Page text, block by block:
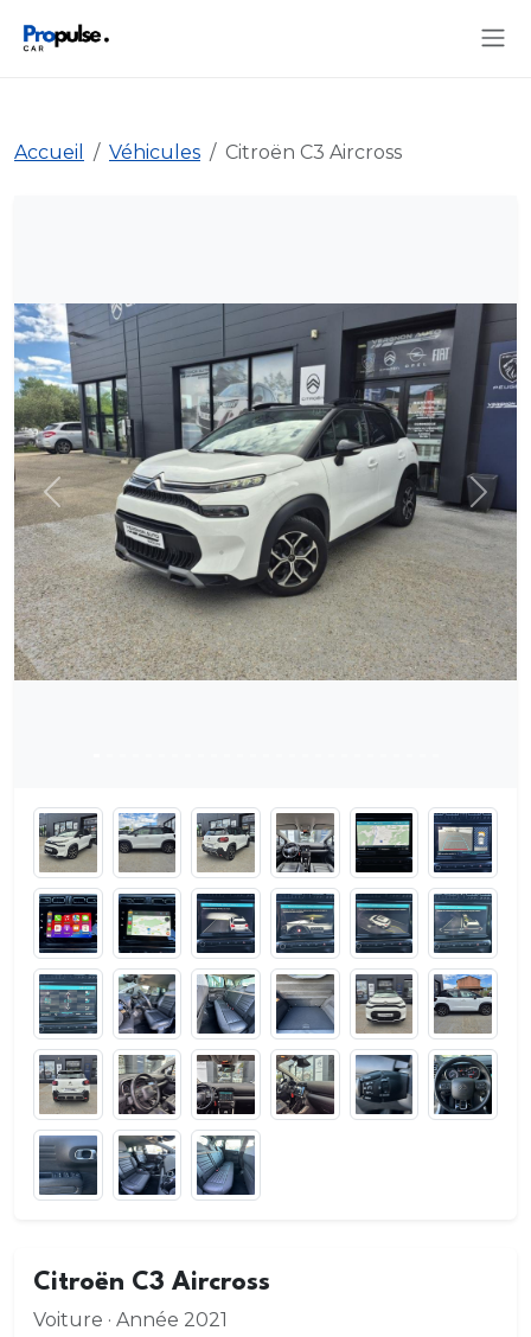
Accueil Véhicules Citroën C3 Aircross
Précédent
Citroën C3 Aircross
Voiture · Année 2021